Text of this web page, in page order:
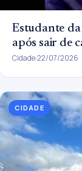
Estudante
após sair de
Cidade22/07/2026
CIDADE